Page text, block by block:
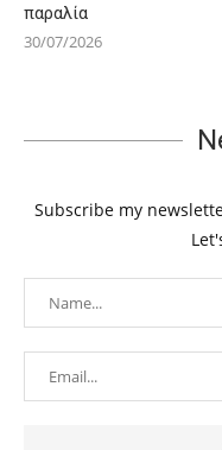
παραλία
30/07/2026
Subscribe my